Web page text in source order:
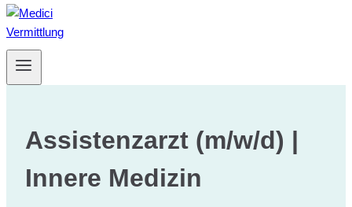
Assistenzarzt (m/w/d) |
Innere Medizin